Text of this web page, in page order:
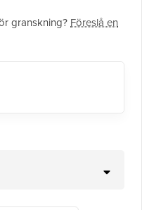
granskning? Föreslå en